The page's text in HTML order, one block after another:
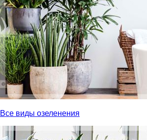
Все виды озеленения